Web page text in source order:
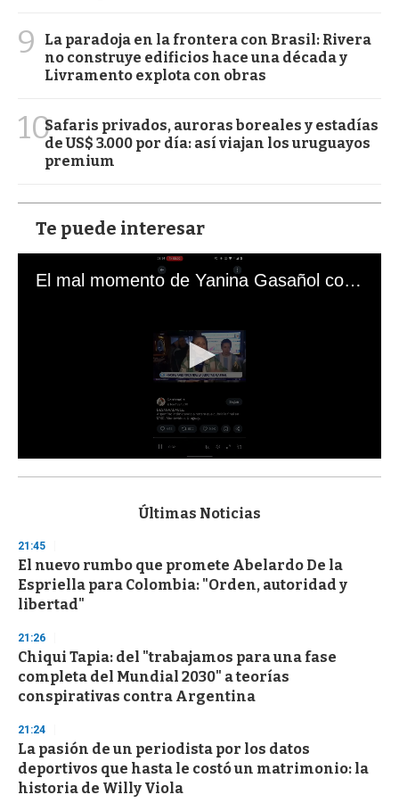
9
La paradoja en la frontera con Brasil: Rivera
no construye edificios hace una década y
Livramento explota con obras
10Safaris privados, auroras boreales y estadías
de US$ 3.000 por día: así viajan los uruguayos
premium
Te puede interesar
El mal momento de Yanina Gasañol con un hincha argentino en "Subrayado"
s
d
s
o
f
3
s
e
c
o
n
Últimas Noticias
21:45
El nuevo rumbo que promete Abelardo De la
Espriella para Colombia: "Orden, autoridad y
libertad"
21:26
Chiqui Tapia: del "trabajamos para una fase
completa del Mundial 2030" a teorías
conspirativas contra Argentina
21:24
La pasión de un periodista por los datos
deportivos que hasta le costó un matrimonio: la
historia de Willy Viola